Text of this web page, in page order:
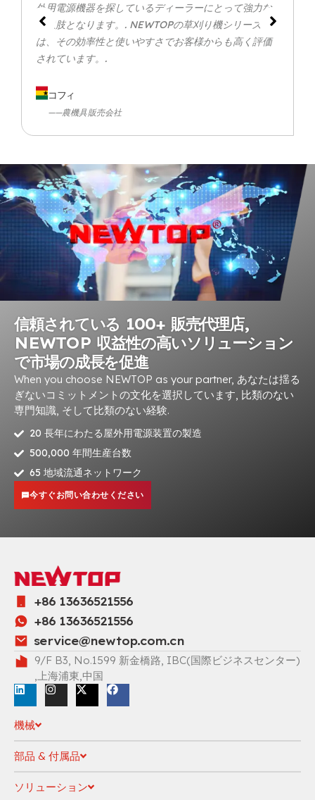
外用電源機器を探しているディーラーにとって強力な
選択肢となります。. NEWTOPの草刈り機シリーズ
は、その効率性と使いやすさでお客様からも高く評価
されています。.
コフィ
——農機具販売会社
信頼されている 100+ 販売代理店,
NEWTOP 収益性の高いソリューション
で市場の成長を促進
When you choose NEWTOP as your partner, あなたは揺る
ぎないコミットメントの文化を選択しています, 比類のない
専門知識, そして比類のない経験.
20 長年にわたる屋外用電源装置の製造
500,000 年間生産台数
65 地域流通ネットワーク
今すぐお問い合わせください
+86 13636521556
+86 13636521556
service@newtop.com.cn
9/F B3, No.1599 新金橋路, IBC(国際ビジネスセンター)
,上海浦東,中国
機械
部品 & 付属品
ソリューション